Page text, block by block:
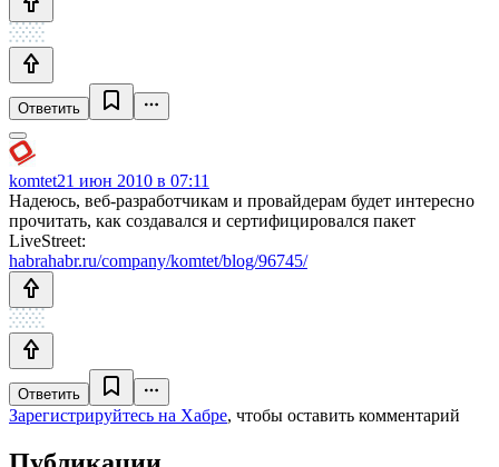
Ответить
komtet21 июн 2010 в 07:11
Надеюсь, веб-разработчикам и провайдерам будет интересно
прочитать, как создавался и сертифицировался пакет
LiveStreet:
habrahabr.ru/company/komtet/blog/96745/
Ответить
Зарегистрируйтесь на Хабре, чтобы оставить комментарий